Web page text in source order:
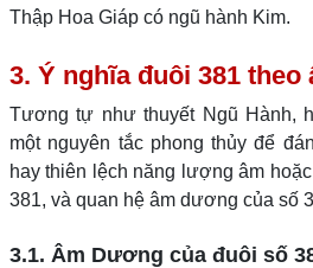
Thập Hoa Giáp có ngũ hành Kim.
3. Ý nghĩa đuôi 381
Tương tự như thuyết Ngũ Hành,
một nguyên tắc phong thủy để
hay thiên lệch năng lượng âm
381, và quan hệ âm dương của số
3.1. Âm Dương của đuôi số